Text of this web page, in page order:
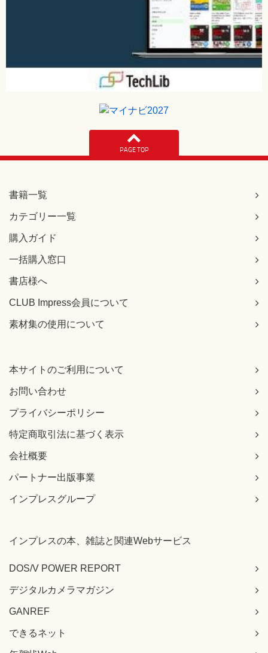
PAGE TOP
書籍一覧
カテゴリー一覧
購入ガイド
一括購入窓口
書店様へ
CLUB Impress会員について
素材集の使用について
本サイトのご利用について
お問い合わせ
プライバシーポリシー
特定商取引法に基づく表示
会社概要
パートナー出版事業
インプレスグループ
インプレスの本、雑誌と関連Webサービス
DOS/V POWER REPORT
デジタルカメラマガジン
GANREF
できるネット